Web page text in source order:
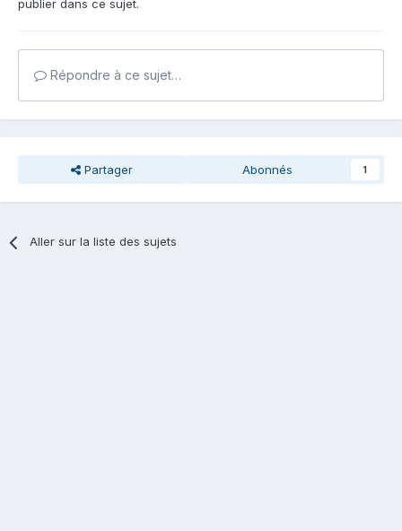
publier dans ce sujet.
Répondre à ce sujet…
Partager Abonnés 1
Aller sur la liste des sujets